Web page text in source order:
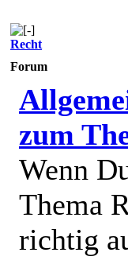
Recht
Forum
zum
Wenn
Thema
richtig